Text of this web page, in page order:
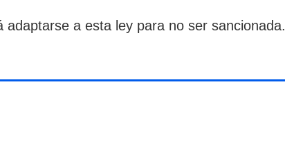
adaptarse a esta ley para no ser sancionada.